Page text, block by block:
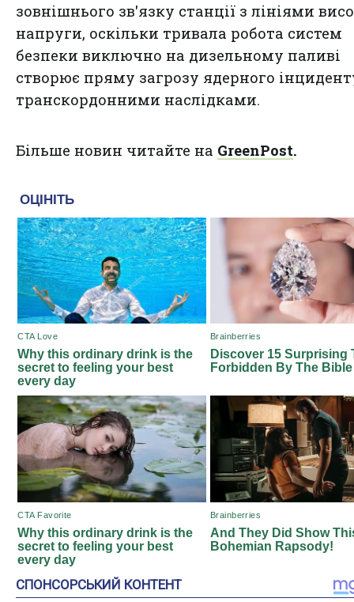
зовнішнього зв'язку станції з лініями
напруги, оскільки тривала робота систем
безпеки виключно на дизельному паливі
створює пряму загрозу ядерного
транскордонними наслідками.
Більше новин читайте на GreenPost.